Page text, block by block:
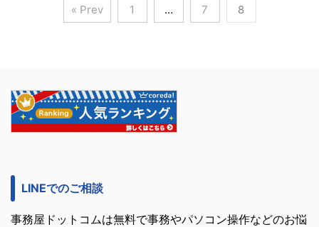
« Prev 1 … 7 8
LINEでのご相談
事務屋ドットコムは無料で事務やパソコン操作などのお悩